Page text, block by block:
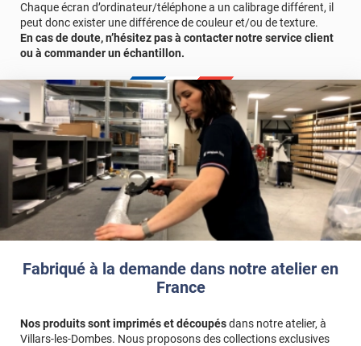
Fabriqué à la demande dans notre atelier en
France
Nos produits sont imprimés et découpésdans notre atelier, à
Villars-les-Dombes. Nous proposons des collections exclusives
Chaque écran d’ordinateur/téléphone a un calibrage différent, il
peut donc exister une différence de couleur et/ou de texture.
En cas de doute, n’hésitez pas à contacter notre service client
ou à commander un échantillon.